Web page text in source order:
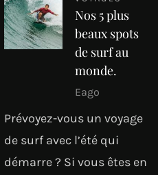
Nos 5 plus
beaux spots
de surf au
monde.
Eago
Prévoyez-vous un voyage
de surf avec l’été qui
démarre ? Si vous êtes en